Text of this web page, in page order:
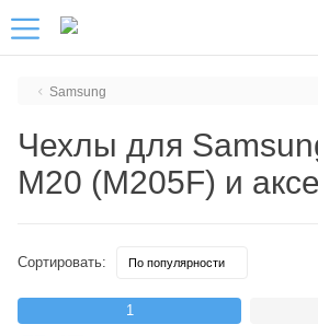
Samsung
Чехлы для
M20 (M205F) и
Сортировать:
1